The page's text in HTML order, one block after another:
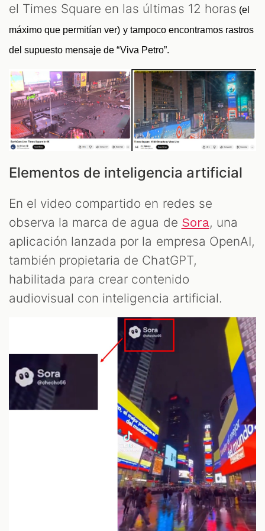
el Times Square en las últimas 12 horas (el
máximo que permitían ver) y tampoco encontramos rastros
del supuesto mensaje de “Viva Petro”.
Elementos de inteligencia artificial
En el video compartido en redes se
observa la marca de agua de Sora, una
aplicación lanzada por la empresa OpenAI,
también propietaria de ChatGPT,
habilitada para crear contenido
audiovisual con inteligencia artificial.